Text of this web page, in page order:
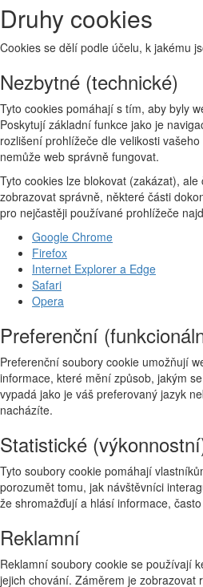
Druhy cookies
Cookies se dělí podle účelu, k jakému
Nezbytné (technické)
Tyto cookies pomáhají s tím, aby byly
Poskytují základní funkce jako je
rozlišení prohlížeče dle velikosti
nemůže web správně fungovat.
Tyto cookies lze blokovat (zakázat),
zobrazovat správně, některé části
pro nejčastěji používané prohlížeče
Google Chrome
Firefox
Internet Explorer a Edge
Safari
Opera
Preferenční
Preferenční soubory cookie umožňují
informace, které mění způsob, jakým
vypadá jako je váš preferovaný jazyk
nacházíte.
Statistické
Tyto soubory cookie pomáhají
porozumět tomu, jak návštěvníci
že shromažďují a hlásí informace,
Reklamní
Reklamní soubory cookie se používají
jejich chování. Záměrem je zobrazovat